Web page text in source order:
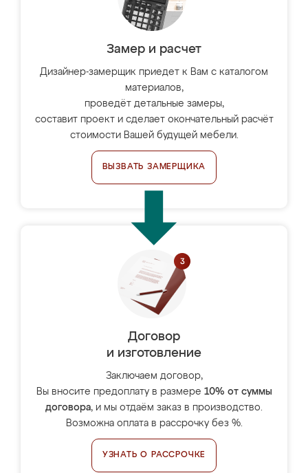
Замер и расчет
Дизайнер-замерщик приедет к Вам с каталогом
материалов,
проведёт детальные замеры,
составит проект и сделает окончательный расчёт
стоимости Вашей будущей мебели.
ВЫЗВАТЬ ЗАМЕРЩИКА
Договор
и изготовление
Заключаем договор,
Вы вносите предоплату в размере 10% от суммы
договора, и мы отдаём заказ в производство.
Возможна оплата в рассрочку без %.
УЗНАТЬ О РАССРОЧКЕ